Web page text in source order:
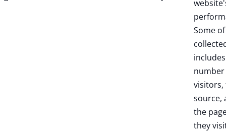
Some
source,
the
they